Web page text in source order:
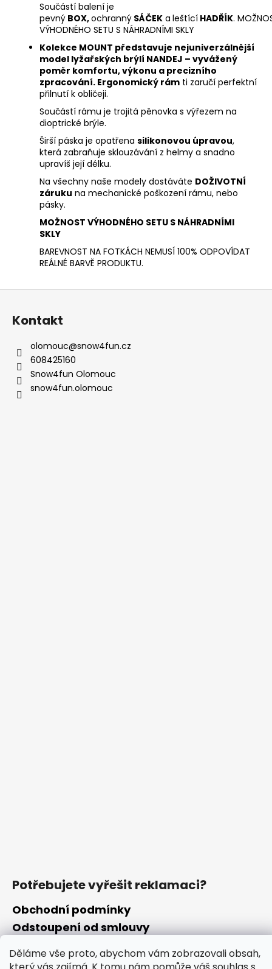
Děláme vše proto, abychom vám zobrazovali obsah,
Součástí balení je
pevný BOX,ochranný SÁČEK a leštící HADŘÍK.
VÝHODNÉHO SETU S NÁHRADNÍMI SKLY
Kolekce MOUNT představuje nejuniverzálnější
model lyžařských brýlí NANDEJ – vyvážený
poměr komfortu, výkonu a precizního
zpracování. Ergonomický rám ti zaručí perfektní
přilnutí k obličeji.
Součástí rámu je trojitá pěnovka s výřezem na
dioptrické brýle.
Širší páska je opatřena silikonovou úpravou,
která zabraňuje sklouzávání z helmy a snadno
upravíš její délku.
Na všechny naše modely dostáváte DOŽIVOTNÍ
záruku na mechanické poškození rámu, nebo
pásky.
MOŽNOST VÝHODNÉHO SETU S NÁHRADNÍMI
SKLY
BAREVNOST NA FOTKÁCH NEMUSÍ 100% ODPOVÍDAT
REÁLNÉ BARVĚ PRODUKTU.
Kontakt
olomouc@snow4fun.cz
608425160
Snow4fun Olomouc
snow4fun.olomouc
Potřebujete vyřešit reklamaci?
Obchodní podmínky
Odstoupení od smlouvy
Reklamační formulář